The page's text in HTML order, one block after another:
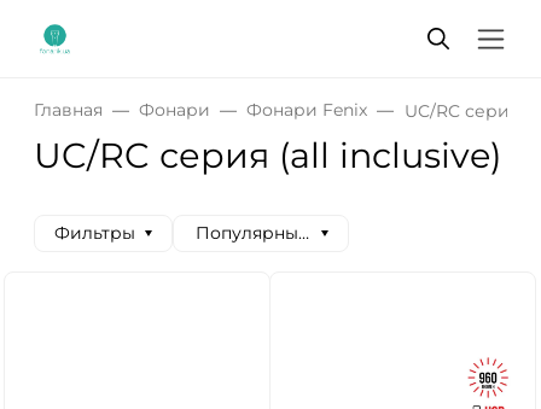
Главная Фонари Фонари Fenix UC/RC серия
UC/RC серия (all inclusive)
Фильтры Популярные сначала